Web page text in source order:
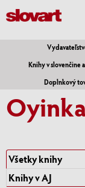
Knihy v slovenčine
Doplnkový
Všetky knihy
Knihy v AJ